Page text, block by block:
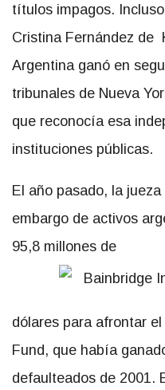
títulos impagos.
Cristina Fernández de
Argentina ganó en
tribunales de Nueva
que reconocía esa
instituciones públicas.
El año pasado, la
embargo de activos
95,8 millones de
dólares para afrontar
Fund, que había
defaulteados de 2001.